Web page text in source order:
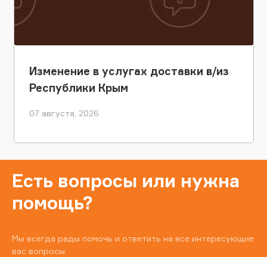
Изменение в услугах доставки в/из
Республики Крым
07 августа, 2026
Есть вопросы или нужна
помощь?
Мы всегда рады помочь и ответить на все интересующие
вас вопросы.